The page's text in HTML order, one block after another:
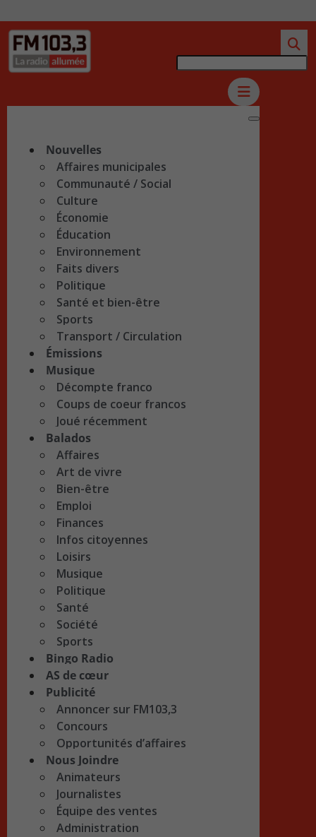
Nouvelles
Affaires municipales
Communauté / Social
Culture
Économie
Éducation
Environnement
Faits divers
Politique
Santé et bien-être
Sports
Transport / Circulation
Émissions
Musique
Décompte franco
Coups de coeur francos
Joué récemment
Balados
Affaires
Art de vivre
Bien-être
Emploi
Finances
Infos citoyennes
Loisirs
Musique
Politique
Santé
Société
Sports
Bingo Radio
AS de cœur
Publicité
Annoncer sur FM103,3
Concours
Opportunités d’affaires
Nous Joindre
Animateurs
Journalistes
Équipe des ventes
Administration